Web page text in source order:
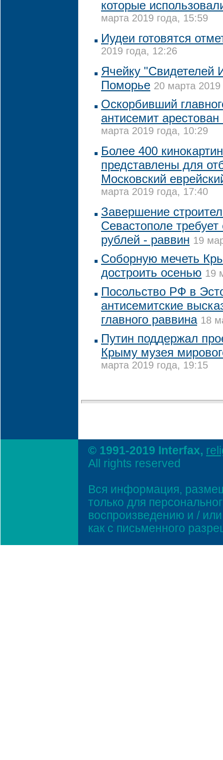
которые
марта 2019 года, 15:59
Иудеи готовятся
2019 года, 12:26
Ячейку "Свидетелей
Поморье 20 марта 2019
Оскорбивший
антисемит
марта 2019 года, 10:29
Более 400
представлены для
Московский
марта 2019 года, 17:40
Завершение
Севастополе
рублей - раввин 19
Соборную мечеть
достроить осенью 19
Посольство РФ в
антисемитские
главного раввина 18
Путин поддержал
Крыму музея
марта 2019 года, 19:15
© 1991-2019 Interfax,
All rights reserved
Вся информация,
только для
воспроизведению и /
как с письменного